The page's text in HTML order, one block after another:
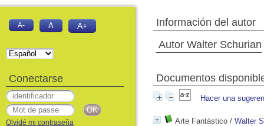
Información del autor
Autor Walter Schurian
Documentos
Hacer una
Arte Fantástico / Walter
A- A A+
Conectarse
Olvidé mi contraseña